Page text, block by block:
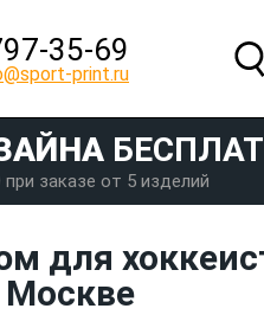
69
print.ru
заказе от 5 изделий
для
Москве